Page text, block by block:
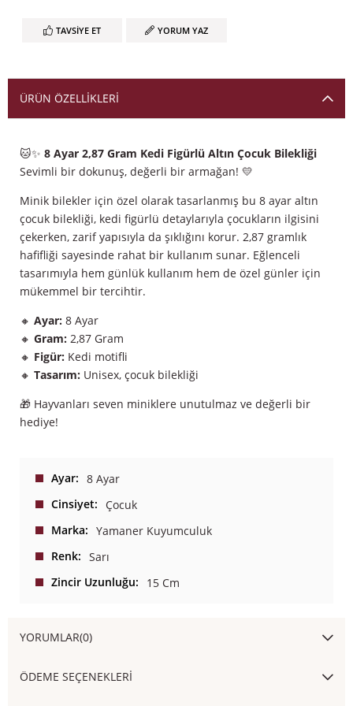
TAVSIYE ET YORUM YAZ
ÜRÜN ÖZELLIKLERI
🐱✨ 8 Ayar 2,87 Gram Kedi Figürlü Altın Çocuk Bilekliği
Sevimli bir dokunuş, değerli bir armağan! 💛
Minik bilekler için özel olarak tasarlanmış bu 8 ayar altın
çocuk bilekliği, kedi figürlü detaylarıyla çocukların ilgisini
çekerken, zarif yapısıyla da şıklığını korur. 2,87 gramlık
hafifliği sayesinde rahat bir kullanım sunar. Eğlenceli
tasarımıyla hem günlük kullanım hem de özel günler için
mükemmel bir tercihtir.
🔸 Ayar: 8 Ayar
🔸 Gram: 2,87 Gram
🔸 Figür: Kedi motifli
🔸 Tasarım: Unisex, çocuk bilekliği
🎁 Hayvanları seven miniklere unutulmaz ve değerli bir
hediye!
Ayar
8 Ayar
Cinsiyet
Çocuk
Marka
Yamaner Kuyumculuk
Renk
Sarı
Zincir Uzunluğu
15 Cm
YORUMLAR(0)
ÖDEME SEÇENEKLERI